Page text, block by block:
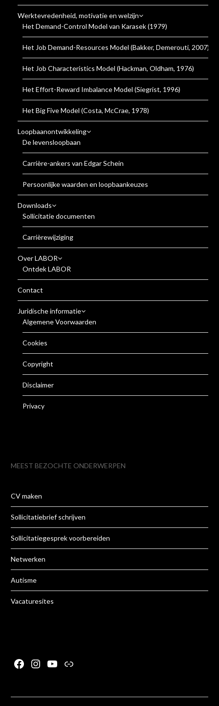
Werktevredenheid, motivatie en welzijn
Het Demand-Control Model van Karasek (1979)
Het Job Demand-Resources Model (Bakker, Demerouti, 2007)
Het Job Characteristics Model (Hackman, Oldham, 1976)
Het Effort-Reward Imbalance Model (Siegrist, 1996)
Het Big Five Model (Costa, McCrae, 1978)
Loopbaanontwikkeling
De levensloopbaan
Carrière-ankers van Edgar Schein
Persoonlijke waarden en loopbaankeuzes
Downloads
Sollicitatie documenten
Carrièrewijziging
Over LABOR
Ontdek LABOR
Contact
Juridische informatie
Algemene Voorwaarden
Cookies
Copyright
Disclaimer
Privacy
MEEST BEZOCHTE ONDERWERPEN
CV maken
Sollicitatiebrief schrijven
Sollicitatiegesprek voorbereiden
Netwerken
Autisme
Vacaturesites
Facebook
Instagram
YouTube
Link